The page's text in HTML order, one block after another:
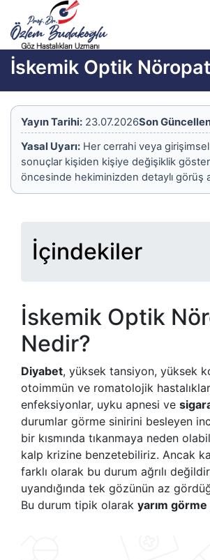
İskemik Optik
Yayın Tarihi: 23.07.2026Son
Yasal Uyarı: Her cerrahi veya
sonuçlar kişiden kişiye değişiklik
öncesinde hekiminizden detaylı görüş
İçindekiler
Edilir?
İskemik Optik
Nedir?
Diyabet, yüksek tansiyon, yüksek
otoimmün ve romatolojik
enfeksiyonlar, uyku apnesi ve
durumlar görme sinirini besleyen
bir kısmında tıkanmaya neden
kalp krizine benzetebiliriz. Ancak
farklı olarak bu durum ağrılı
uyandığında tek gözünün az
Bu durum tipik olarak yarım görme